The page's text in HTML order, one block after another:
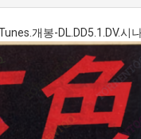
개봉-DL.DD5.1.DV.시